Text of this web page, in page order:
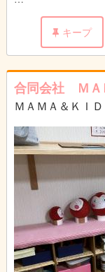
【一日の流れ】
9:00～ 早番出勤
10:30～ 運動セッ
12:00 休憩～運動セ
16:30～ 運動セッ
18:00 研修・振り
19:00 業務報告・退
キープ
合同会社 ＭＡ
ＭＡＭＡ＆ＫＩ